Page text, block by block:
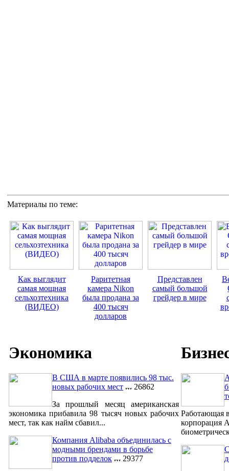
Материалы по теме:
Как выглядит
самая мощная
сельхозтехника
(ВИДЕО)
Раритетная
камера Nikon
была продана за
400 тысяч
долларов
Представлен
самый большой
грейдер в мире
Экономика
В США в марте появились 98 тыс.
новых рабочих мест
26862
За прошлый месяц американская
экономика прибавила 98 тысяч новых рабочих
мест, так как найм сбавил...
Компания Alibaba объединилась с
модными брендами в борьбе
против подделок
29377
Работающая
корпорация